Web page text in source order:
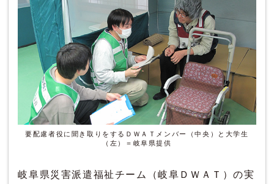
要配慮者役に聞き取りをするＤＷＡＴメンバー（中央）と大学生
（左）＝岐阜県提供
岐阜県災害派遣福祉チーム（岐阜ＤＷＡＴ）の実